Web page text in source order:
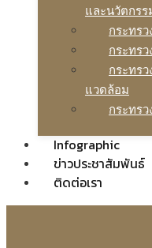
และนวัตกรร
กระทร
กระทร
กระทร
แวดล้อม
กระทร
Infographic
ข่าวประชาสัมพันธ์
ติดต่อเรา